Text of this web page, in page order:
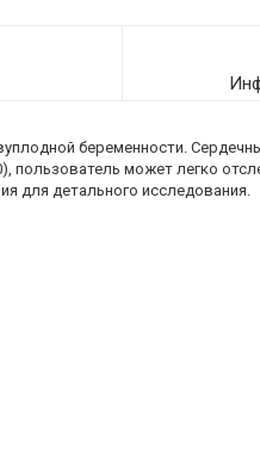
беременности.
пользователь может легко
для детального исследования.